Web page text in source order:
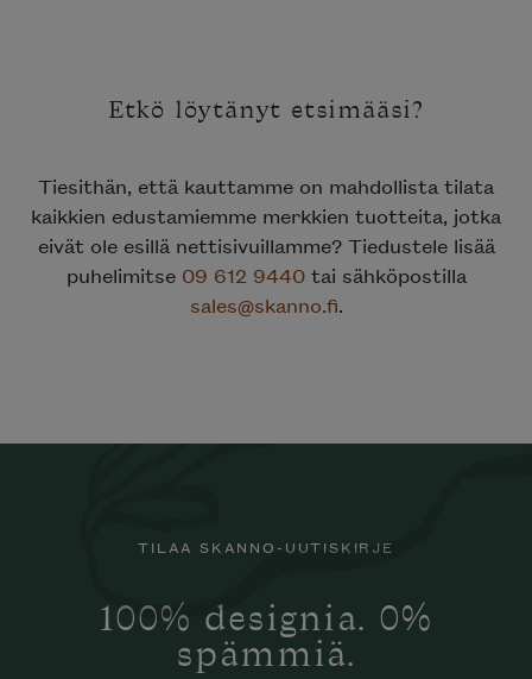
Etkö löytänyt etsimääsi?
Tiesithän, että kauttamme on mahdollista tilata
kaikkien edustamiemme merkkien tuotteita, jotka
eivät ole esillä nettisivuillamme? Tiedustele lisää
puhelimitse 09 612 9440tai sähköpostilla
sales@skanno.fi.
TILAA SKANNO-UUTISKIRJE
100% designia. 0%
spämmiä.